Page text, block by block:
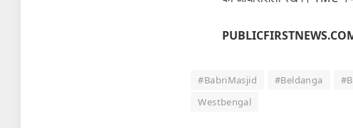
#BabriMasjid #Beldanga
Westbengal